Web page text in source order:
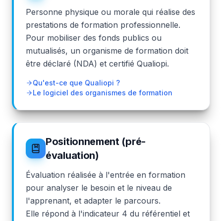
Personne physique ou morale qui réalise des
prestations de formation professionnelle.
Pour mobiliser des fonds publics ou
mutualisés, un organisme de formation doit
être déclaré (NDA) et certifié Qualiopi.
Qu'est-ce que Qualiopi ?
Le logiciel des organismes de formation
Positionnement (pré-
évaluation)
Évaluation réalisée à l'entrée en formation
pour analyser le besoin et le niveau de
l'apprenant, et adapter le parcours.
Elle répond à l'indicateur 4 du référentiel et